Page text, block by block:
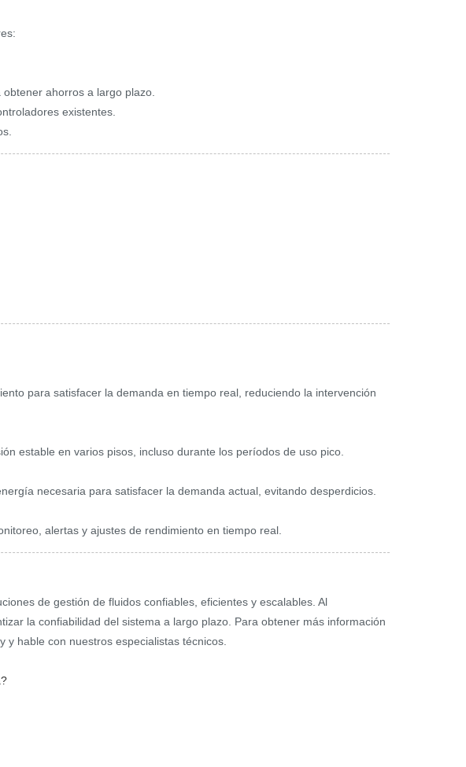
ahorros a largo plazo.
existentes.
para satisfacer la demanda en tiempo real, reduciendo la intervención
estable en varios pisos, incluso durante los períodos de uso pico.
necesaria para satisfacer la demanda actual, evitando desperdicios.
alertas y ajustes de rendimiento en tiempo real.
de gestión de fluidos confiables, eficientes y escalables. Al
la confiabilidad del sistema a largo plazo. Para obtener más información
y hable con nuestros especialistas técnicos.